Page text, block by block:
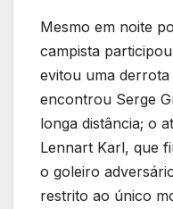
Mesmo em noite
campista
evitou uma derrota
encontrou Serge
longa distância; o
Lennart Karl, que
o goleiro
restrito ao único